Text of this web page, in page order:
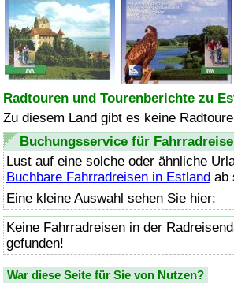
Radtouren und Tourenberichte zu
Zu diesem Land gibt es keine
Buchungsservice für
Lust auf eine solche oder ähnliche
Buchbare Fahrradreisen in Estland ab
Eine kleine Auswahl sehen Sie hier:
Keine Fahrradreisen in der
gefunden!
War diese Seite für Sie von Nutzen?